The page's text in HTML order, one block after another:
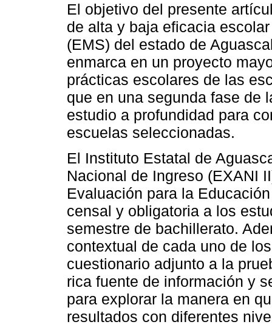
El objetivo del presente
de alta y baja eficacia
(EMS) del estado de
enmarca en un proyecto
prácticas escolares de las
que en una segunda fase de
estudio a profundidad para
escuelas seleccionadas.
El Instituto Estatal de
Nacional de Ingreso (EXANI
Evaluación para la
censal y obligatoria a los
semestre de bachillerato.
contextual de cada uno de
cuestionario adjunto a la
rica fuente de información y
para explorar la manera en
resultados con diferentes